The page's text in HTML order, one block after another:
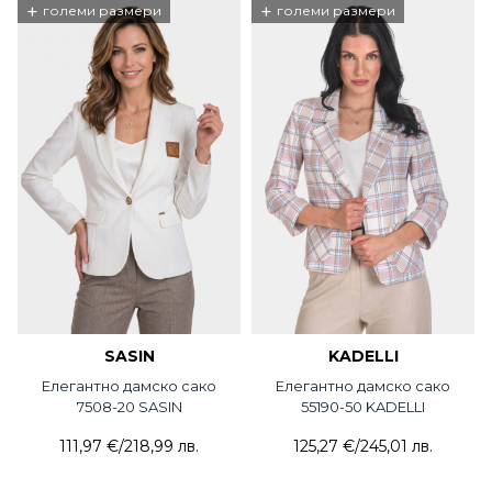
+ големи размери
SASIN
Елегантно дамско сако
7508-20 SASIN
111,97 €/218,99 лв.
+ големи размери
KADELLI
Елегантно дамско сако
55190-50 KADELLI
125,27 €/245,01 лв.